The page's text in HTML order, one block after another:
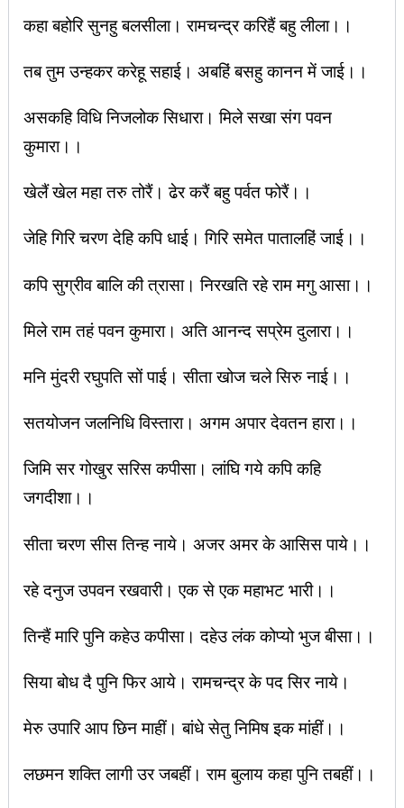
कहा बहोरि सुनहु बलसीला। रामचन्द्र करिहैं बहु लीला।।
तब तुम उन्हकर करेहू सहाई। अबहिं बसहु कानन में जाई।।
असकहि विधि निजलोक सिधारा। मिले सखा संग पवन
कुमारा।।
खेलैं खेल महा तरु तोरैं। ढेर करैं बहु पर्वत फोरैं।।
जेहि गिरि चरण देहि कपि धाई। गिरि समेत पातालहिं जाई।।
कपि सुग्रीव बालि की त्रासा। निरखति रहे राम मगु आसा।।
मिले राम तहं पवन कुमारा। अति आनन्द सप्रेम दुलारा।।
मनि मुंदरी रघुपति सों पाई। सीता खोज चले सिरु नाई।।
सतयोजन जलनिधि विस्तारा। अगम अपार देवतन हारा।।
जिमि सर गोखुर सरिस कपीसा। लांघि गये कपि कहि
जगदीशा।।
सीता चरण सीस तिन्ह नाये। अजर अमर के आसिस पाये।।
रहे दनुज उपवन रखवारी। एक से एक महाभट भारी।।
तिन्हैं मारि पुनि कहेउ कपीसा। दहेउ लंक कोप्यो भुज बीसा।।
सिया बोध दै पुनि फिर आये। रामचन्द्र के पद सिर नाये।
मेरु उपारि आप छिन माहीं। बांधे सेतु निमिष इक मांहीं।।
लछमन शक्ति लागी उर जबहीं। राम बुलाय कहा पुनि तबहीं।।